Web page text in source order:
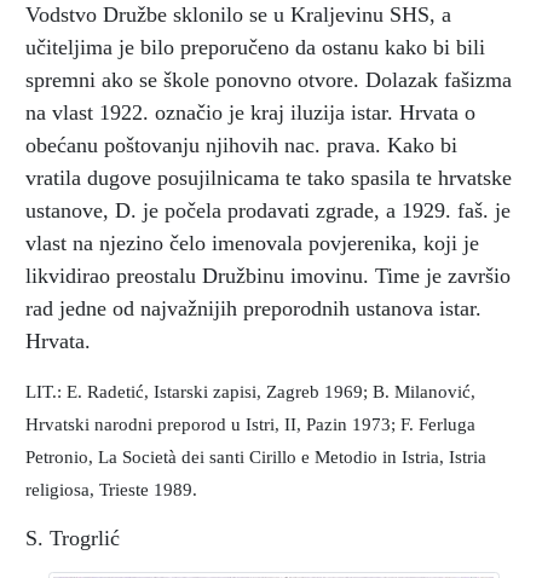
Vodstvo Družbe sklonilo se u Kraljevinu SHS, a
učiteljima je bilo preporučeno da ostanu kako bi bili
spremni ako se škole ponovno otvore. Dolazak fašizma
na vlast 1922. označio je kraj iluzija istar. Hrvata o
obećanu poštovanju njihovih nac. prava. Kako bi
vratila dugove posujilnicama te tako spasila te hrvatske
ustanove, D. je počela prodavati zgrade, a 1929. faš. je
vlast na njezino čelo imenovala povjerenika, koji je
likvidirao preostalu Družbinu imovinu. Time je završio
rad jedne od najvažnijih preporodnih ustanova istar.
Hrvata.
LIT.: E. Radetić, Istarski zapisi, Zagreb 1969; B. Milanović,
Hrvatski narodni preporod u Istri, II, Pazin 1973; F. Ferluga
Petronio, La Società dei santi Cirillo e Metodio in Istria, Istria
religiosa, Trieste 1989.
S. Trogrlić